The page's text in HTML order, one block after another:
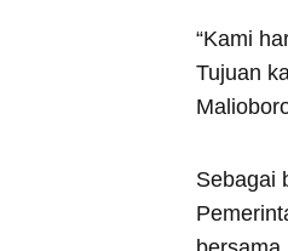
“Kami
Tujuan
Sebagai